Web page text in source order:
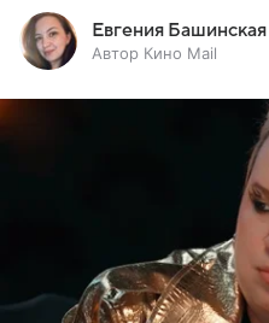
Евгения Башинская
Автор Кино Mail